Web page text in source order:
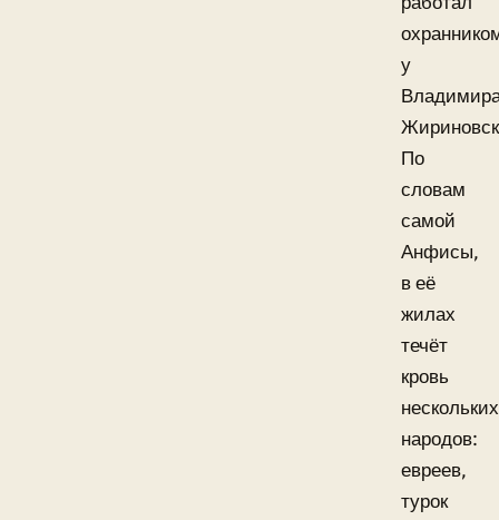
у
По
словам
самой
Анфисы,
в её
жилах
течёт
кровь
нескольких
народов:
евреев,
турок